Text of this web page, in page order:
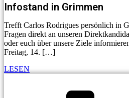
Infostand in Grimmen
Trefft Carlos Rodrigues persönlich in
Fragen direkt an unseren
oder euch über unsere Ziele
Freitag, 14. […]
LESEN